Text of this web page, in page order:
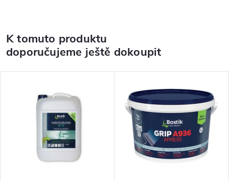
K tomuto produktu
doporučujeme ještě dokoupit